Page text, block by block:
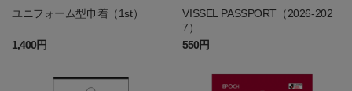
ユニフォーム型巾着（1st）
1,400円
VISSEL PASSPORT（2026-202
7）
550円